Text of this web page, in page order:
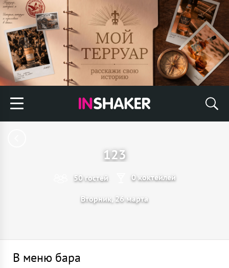
123
50 гостей 0 коктейлей
Вторник, 26 марта
В меню бара